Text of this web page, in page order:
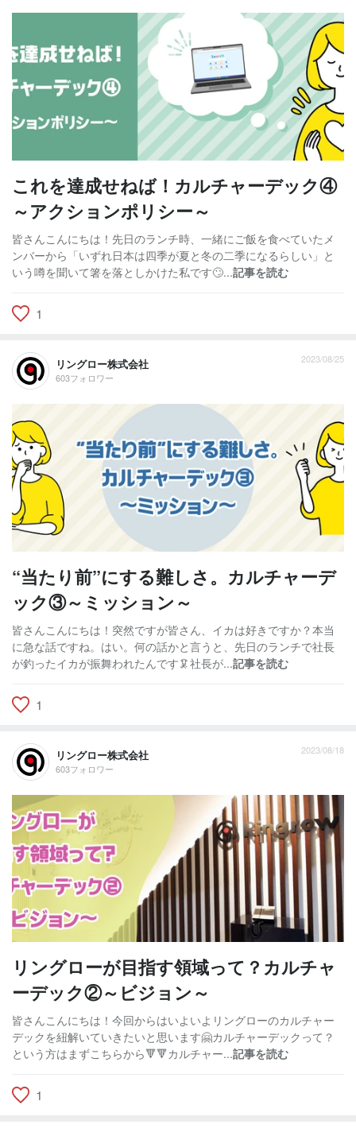
これを達成せねば！カルチャーデック④
～アクションポリシー～
皆さんこんにちは！先日のランチ時、一緒にご飯を食べていたメ
ンバーから「いずれ日本は四季が夏と冬の二季になるらしい」と
いう噂を聞いて箸を落としかけた私です🙄...記事を読む
1
リングロー株式会社
603フォロワー
2023/08/25
“当たり前”にする難しさ。カルチャーデ
ック③～ミッション～
皆さんこんにちは！突然ですが皆さん、イカは好きですか？本当
に急な話ですね。はい。何の話かと言うと、先日のランチで社長
が釣ったイカが振舞われたんです🦑社長が...記事を読む
1
リングロー株式会社
603フォロワー
2023/08/18
リングローが目指す領域って？カルチャ
ーデック②～ビジョン～
皆さんこんにちは！今回からはいよいよリングローのカルチャー
デックを紐解いていきたいと思います🤗カルチャーデックって？
という方はまずこちらから🔻🔻カルチャー...記事を読む
1